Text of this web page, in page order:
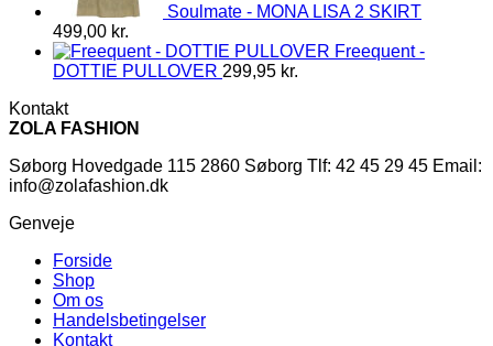
Soulmate - MONA LISA 2 SKIRT
499,00 kr.
Freequent -
DOTTIE PULLOVER 299,95 kr.
Kontakt
ZOLA FASHION
Søborg Hovedgade 115 2860 Søborg Tlf: 42 45 29 45 Email:
info@zolafashion.dk
Genveje
Forside
Shop
Om os
Handelsbetingelser
Kontakt